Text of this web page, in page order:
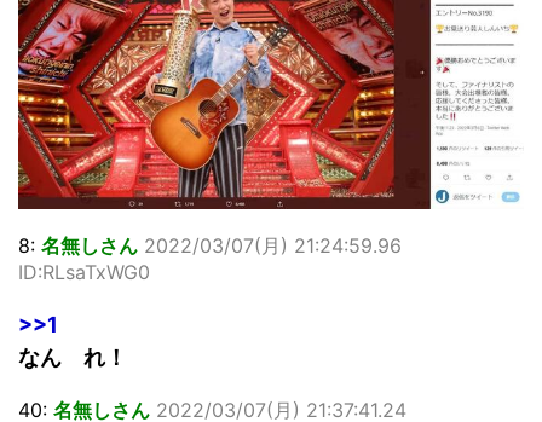
8: 名無しさん 2022/03/07(月) 21:24:59.96
ID:RLsaTxWG0
>>1
なん れ！
40: 名無しさん 2022/03/07(月) 21:37:41.24